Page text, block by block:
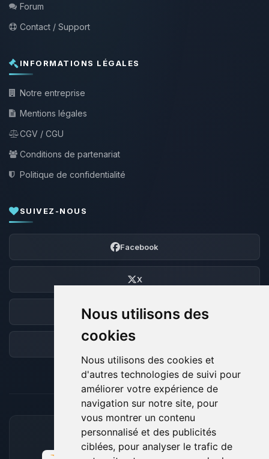
Nous utilisons des
cookies
Nous utilisons des cookies et
d'autres technologies de suivi pour
améliorer votre expérience de
navigation sur notre site, pour
vous montrer un contenu
personnalisé et des publicités
ciblées, pour analyser le trafic de
Forum
Contact / Support
INFORMATIONS LÉGALES
Notre entreprise
Mentions légales
CGV / CGU
Conditions de partenariat
Politique de confidentialité
SUIVEZ-NOUS
Facebook
X
Discord
Forum
MOYENS DE PAIEMENT ACCEPTÉS